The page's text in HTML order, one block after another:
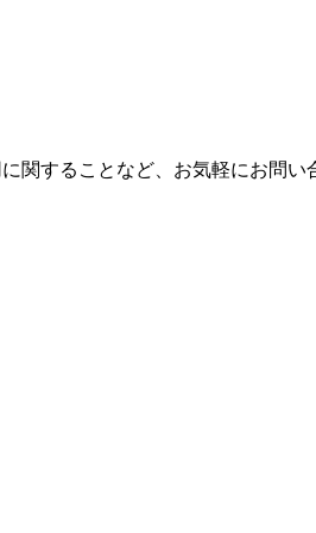
関することなど、お気軽にお問い